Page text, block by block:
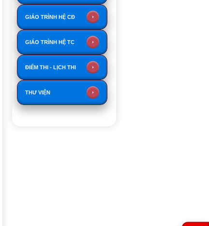
GIÁO TRÌNH HỆ CĐ
GIÁO TRÌNH HỆ TC
ĐIỂM THI - LỊCH THI
THƯ VIỆN